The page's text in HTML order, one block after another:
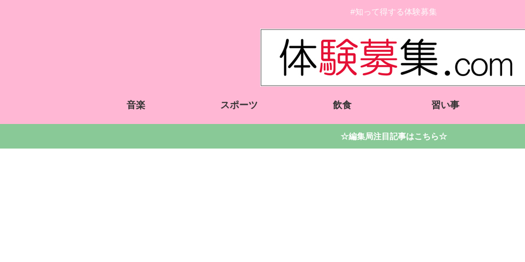
#知って得する体験募集
音楽 スポーツ 飲食 習い事
☆編集局注目記事はこちら☆